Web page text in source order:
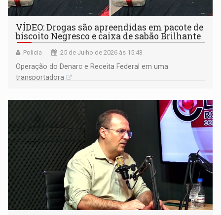
VÍDEO: Drogas são apreendidas em pacote de
biscoito Negresco e caixa de sabão Brilhante
Polícia 25 de Julho de 2026 às 15:43
Operação do Denarc e Receita Federal em uma
transportadora